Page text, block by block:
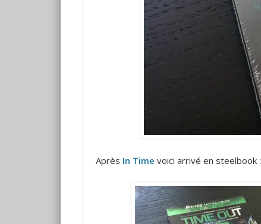
Après In Time voici arrivé en steelbook :